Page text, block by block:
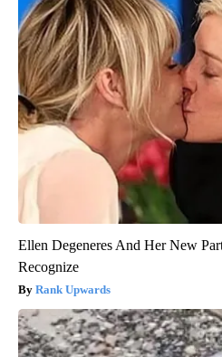
Ellen Degeneres And Her New
Recognize
Rank Upwards